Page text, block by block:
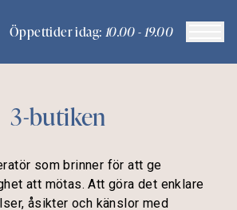
Öppettider idag: 10.00 - 19.00
3-butiken
som brinner för att ge
att mötas. Att göra det enklare
åsikter och känslor med